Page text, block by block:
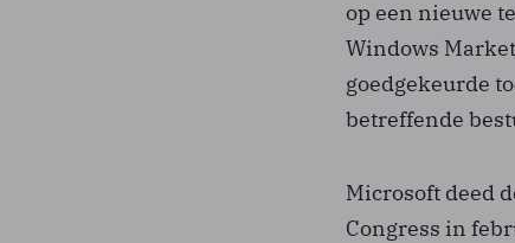
op een nieuwe
Windows
goedgekeurde
betreffende
Microsoft deed
Congress in